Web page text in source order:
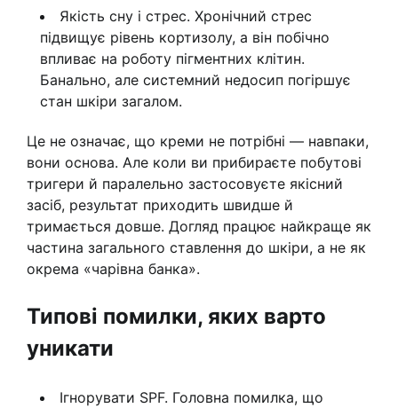
Якість сну і стрес. Хронічний стрес
підвищує рівень кортизолу, а він побічно
впливає на роботу пігментних клітин.
Банально, але системний недосип погіршує
стан шкіри загалом.
Це не означає, що креми не потрібні — навпаки,
вони основа. Але коли ви прибираєте побутові
тригери й паралельно застосовуєте якісний
засіб, результат приходить швидше й
тримається довше. Догляд працює найкраще як
частина загального ставлення до шкіри, а не як
окрема «чарівна банка».
Типові помилки, яких варто
уникати
Ігнорувати SPF. Головна помилка, що